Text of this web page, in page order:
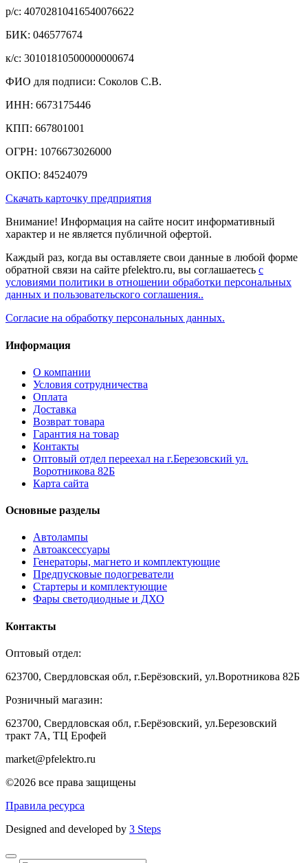
р/c: 40702810416540076622
БИК: 046577674
к/c: 30101810500000000674
ФИО для подписи: Соколов С.В.
ИНН: 6673175446
КПП: 667801001
ОГРН: 1076673026000
ОКПО: 84524079
Скачать карточку предприятия
Внимание! Информация на сайте носит информативный
характер и не является публичной офертой.
Каждый раз, когда вы оставляете свои данные в любой форме
обратной связи на сайте pfelektro.ru, вы соглашаетесь с
условиями политики в отношении обработки персональных
данных и пользовательского соглашения..
Согласие на обработку персональных данных.
Информация
О компании
Условия сотрудничества
Оплата
Доставка
Возврат товара
Гарантия на товар
Контакты
Оптовый отдел переехал на г.Березовский ул.
Воротникова 82Б
Карта сайта
Основные разделы
Автолампы
Автоаксессуары
Генераторы, магнето и комплектующие
Предпусковые подогреватели
Стартеры и комплектующие
Фары светодиодные и ДХО
Контакты
Оптовый отдел:
623700, Свердловская обл, г.Берёзовский, ул.Воротникова 82Б
Розничный магазин:
623700, Свердловская обл, г.Берёзовский, ул.Березовский
тракт 7А, ТЦ Ерофей
market@pfelektro.ru
©2026 все права защищены
Правила ресурса
Designed and developed by 3 Steps